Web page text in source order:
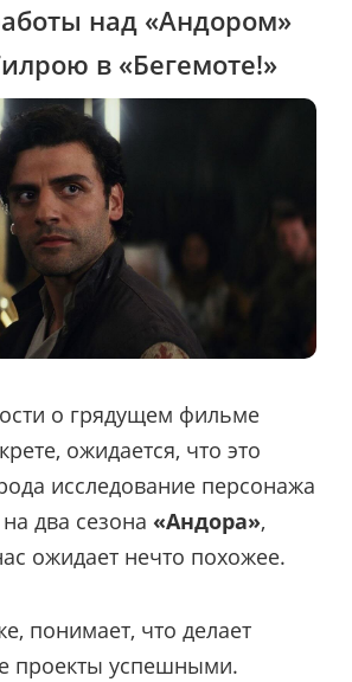
над «Андором»
в «Бегемоте!»
о грядущем фильме
ожидается, что это
исследование персонажа
два сезона «Андора»,
ожидает нечто похожее.
понимает, что делает
проекты успешными.